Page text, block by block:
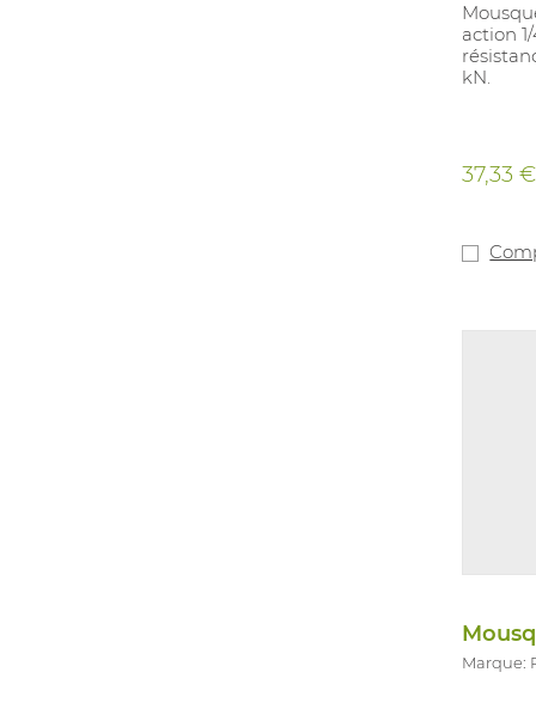
action
kN.
37,33 €
Marque: